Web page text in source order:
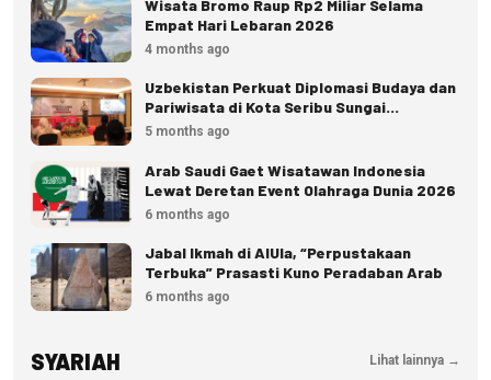
Wisata Bromo Raup Rp2 Miliar Selama
Empat Hari Lebaran 2026
4 months ago
Uzbekistan Perkuat Diplomasi Budaya dan
Pariwisata di Kota Seribu Sungai
Banjarmasin
5 months ago
Arab Saudi Gaet Wisatawan Indonesia
Lewat Deretan Event Olahraga Dunia 2026
6 months ago
Jabal Ikmah di AlUla, “Perpustakaan
Terbuka” Prasasti Kuno Peradaban Arab
6 months ago
SYARIAH Lihat lainnya →